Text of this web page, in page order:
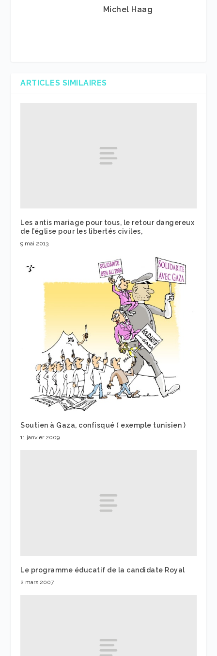
Michel Haag
ARTICLES SIMILAIRES
Les antis mariage pour tous, le retour dangereux
de l’église pour les libertés civiles,
9 mai 2013
Soutien à Gaza, confisqué ( exemple tunisien )
11 janvier 2009
Le programme éducatif de la candidate Royal
2 mars 2007